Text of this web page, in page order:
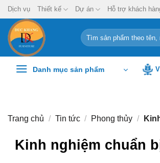
Chuyển
đến
nội
dung
Dịch vụ Thiết kế Dự án Hỗ trợ khách
Tìm
kiếm:
Danh mục sản phẩm
Trang chủ / Tin tức / Phong thủy /
Kinh nghiệm chuẩn